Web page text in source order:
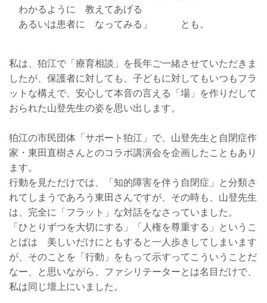
わかるように 教えてあげる
あるいは患者に なってみる」 とも。
私は、狛江で「療育相談」を長年ご一緒させていただきま
したが、保護者に対しても、子どもに対してもいつもフラ
ットな構えで、安心して本音の言える「場」を作りだして
おられた山登先生の姿を思い出します。
狛江の市民団体「サポート狛江」で、山登先生と自閉症作
家・東田直樹さんとのコラボ講演会を企画したこともあり
ます。
行動を見ただけでは、「知的障害を伴う自閉症」と分類さ
れてしまうであろう東田さんですが、その時も、山登先生
は、完全に「フラット」な対話をなさっていました。
「ひとりずつを大切にする」「人権を尊重する」というこ
とばは 美しいだけにともすると一人歩きしてしまいます
が、そのことを「行動」をもって示すってこういうことだ
なー、と思いながら、ファシリテーターとは名目だけで、
私は同じ壇上にいました。